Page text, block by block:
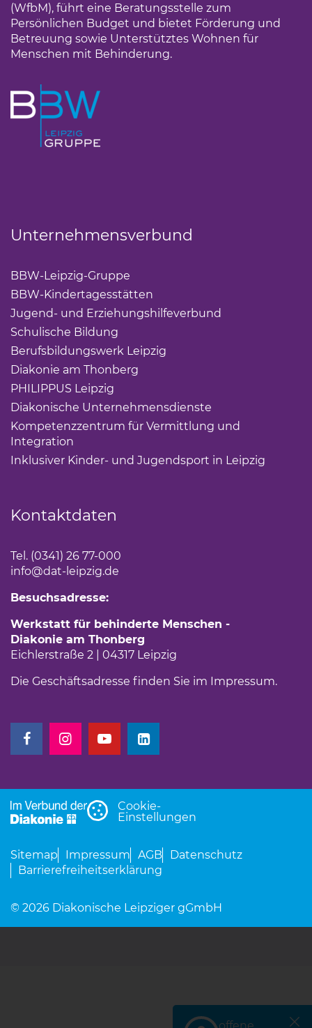
(WfbM), führt eine Beratungsstelle zum
Persönlichen Budget und bietet Förderung und
Betreuung sowie Unterstütztes Wohnen für
Menschen mit Behinderung.
Unternehmensverbund
BBW-Leipzig-Gruppe
BBW-Kindertagesstätten
Jugend- und Erziehungshilfeverbund
Schulische Bildung
Berufsbildungswerk Leipzig
Diakonie am Thonberg
PHILIPPUS Leipzig
Diakonische Unternehmensdienste
Kompetenzzentrum für Vermittlung und
Integration
Inklusiver Kinder- und Jugendsport in Leipzig
Kontaktdaten
Tel. (0341) 26 77-000
info@dat-leipzig.de
Besuchsadresse:
Werkstatt für behinderte Menschen -
Diakonie am Thonberg
Eichlerstraße 2 | 04317 Leipzig
Die Geschäftsadresse finden Sie im Impressum.
(Link öffnet einen neuen Tab)
(Link öffnet einen neuen Tab)
(Link öffnet einen neuen Tab)
(Link öffnet einen neuen Tab)
Cookie-
Einstellungen
Sitemap Impressum AGB
Datenschutz
Barrierefreiheitserklärung
© 2026 Diakonische Leipziger gGmbH